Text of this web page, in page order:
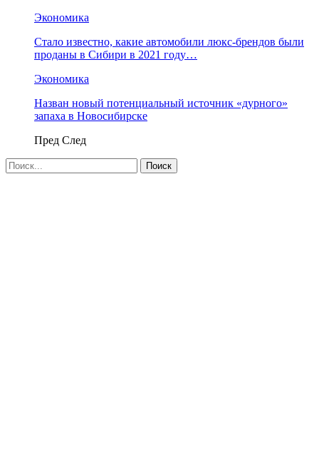
Экономика
Стало известно, какие автомобили люкс-брендов были
проданы в Сибири в 2021 году…
Экономика
Назван новый потенциальный источник «дурного»
запаха в Новосибирске
Пред След